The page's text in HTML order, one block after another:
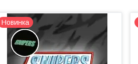
Новинка